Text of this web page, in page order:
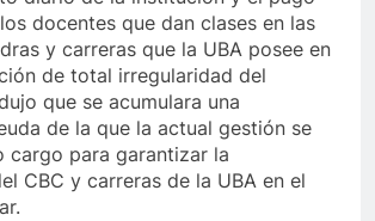
docentes que dan clases en las
y carreras que la UBA posee en
de total irregularidad del
que se acumulara una
de la que la actual gestión se
cargo para garantizar la
CBC y carreras de la UBA en el